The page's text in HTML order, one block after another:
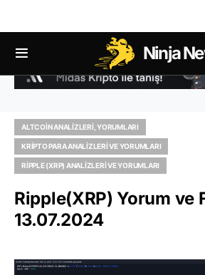
Ninja
ALTCOIN ANALIZLERI, YORUMLARI
KRIPTO PARA ANALIZLERI VE YORUMLARI
RIPPLE (XRP) ANALIZLERI VE YORUMLARI
Ripple(XRP) Yorum ve
13.07.2024